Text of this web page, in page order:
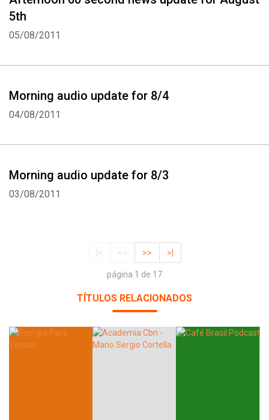
5th
05/08/2011
Morning audio update for 8/4
04/08/2011
Morning audio update for 8/3
03/08/2011
|< << >> >|
página 1 de 17
TÍTULOS RELACIONADOS